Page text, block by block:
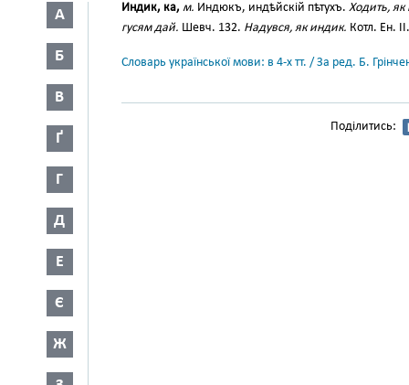
А
Б
В
Ґ
Г
Д
Е
Є
Ж
Индик, ка, м. Индюкъ, индѣйскій пѣтухъ. Ходить, як
гусям дай. Шевч. 132. Надувся, як индик. Котл. Ен.
Словарь української мови: в 4-х тт. / За ред. Б.
Поділитись: